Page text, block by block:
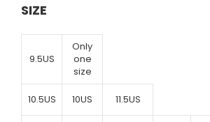
SIZE
9.5US
Only
one
size
10.5US 10US 11.5US